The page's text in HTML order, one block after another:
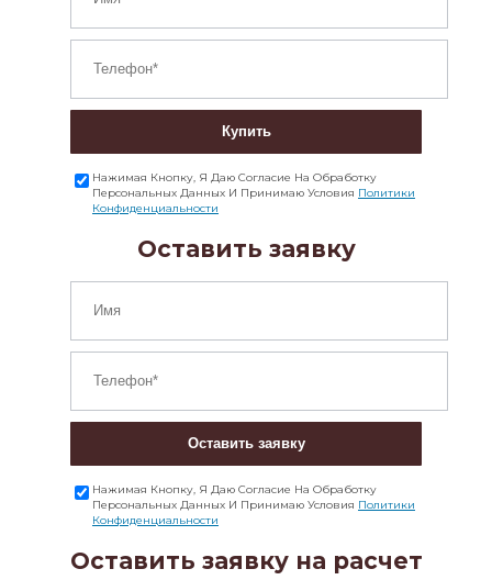
Купить
Нажимая Кнопку, Я Даю Согласие На Обработку
Персональных Данных И Принимаю Условия Политики
Конфиденциальности
Оставить заявку
Оставить заявку
Нажимая Кнопку, Я Даю Согласие На Обработку
Персональных Данных И Принимаю Условия Политики
Конфиденциальности
Оставить заявку на расчет